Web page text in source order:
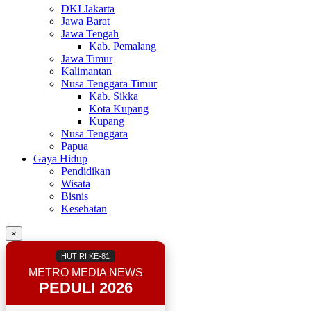
DKI Jakarta
Jawa Barat
Jawa Tengah
Kab. Pemalang
Jawa Timur
Kalimantan
Nusa Tenggara Timur
Kab. Sikka
Kota Kupang
Kupang
Nusa Tenggara
Papua
Gaya Hidup
Pendidikan
Wisata
Bisnis
Kesehatan
×
HUT RI KE-81
METRO MEDIA NEWS
PEDULI 2026